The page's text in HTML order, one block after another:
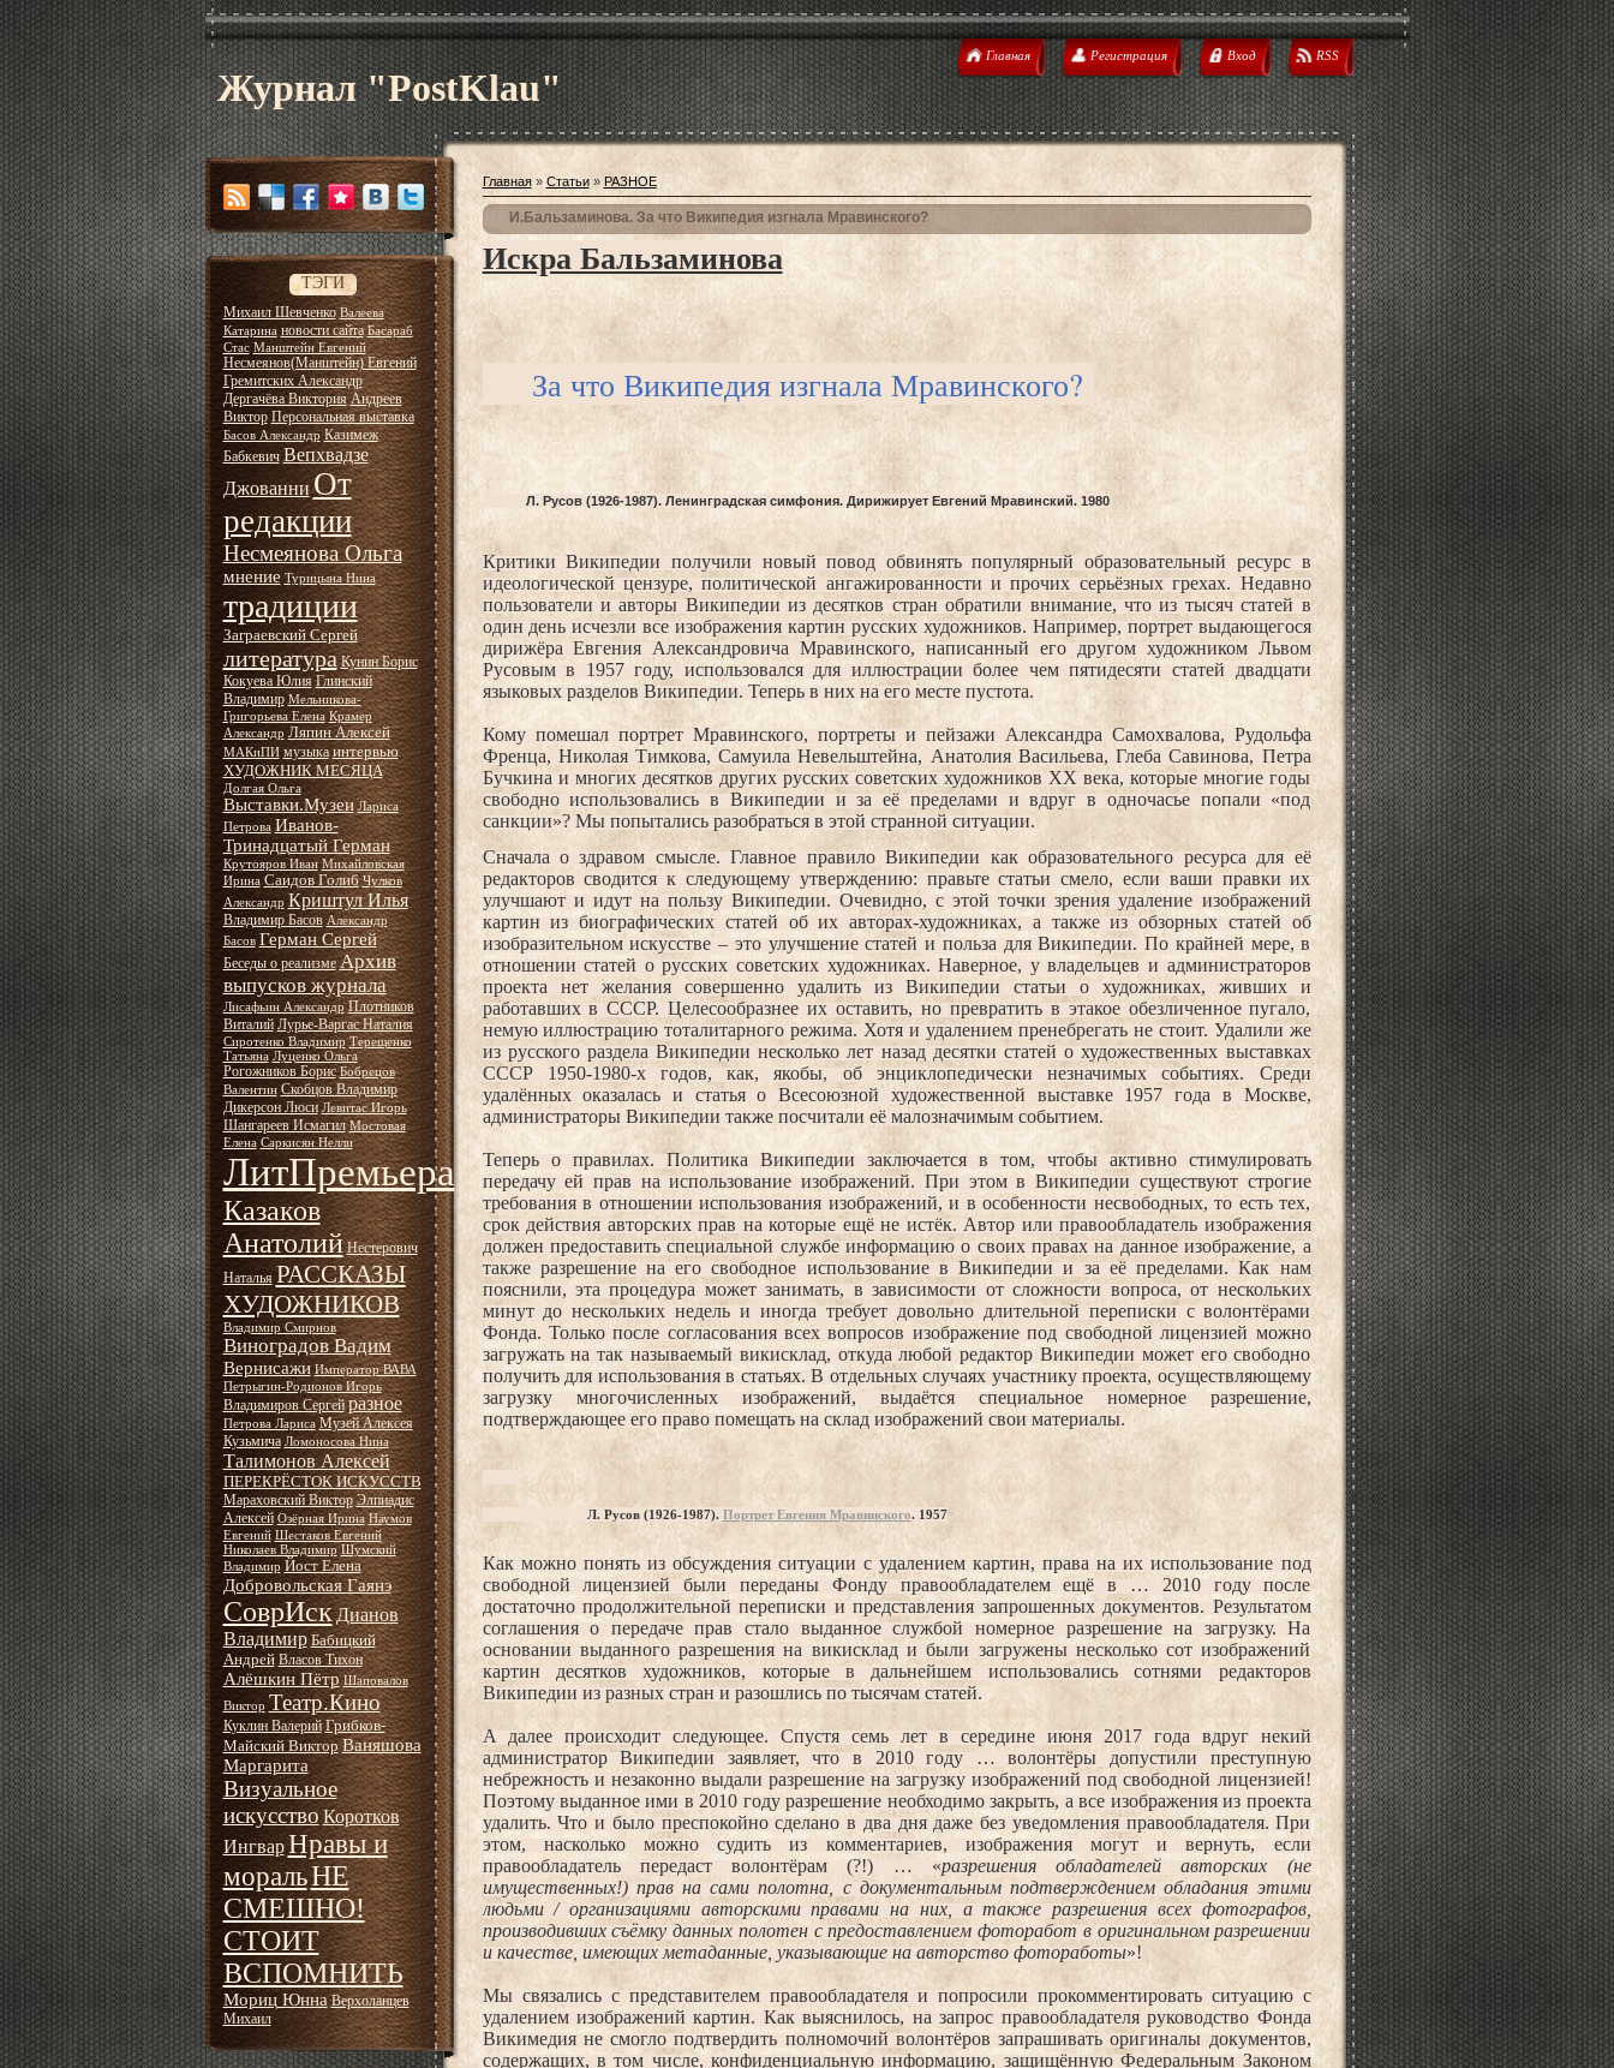
Журнал "PostKlau"
Главная Регистрация Вход RSS
ТЭГИ
Михаил Шевченко Валеева
Катарина новости сайта Басараб
Стас Манштейн Евгений
Несмеянов(Манштейн) Евгений
Гремитских Александр
Дергачёва Виктория Андреев
Виктор Персональная выставка
Басов Александр Казимеж
Бабкевич Вепхвадзе
Джованни От
редакции
Несмеянова Ольга
мнение Турицына Нина
традиции
Заграевский Сергей
литература Кунин Борис
Кокуева Юлия Глинский
Владимир Мельникова-
Григорьева Елена Крамер
Александр Ляпин Алексей
МАКиПИ музыка интервью
ХУДОЖНИК МЕСЯЦА
Долгая Ольга
Выставки.Музеи Лариса
Петрова Иванов-
Тринадцатый Герман
Крутояров Иван Михайловская
Ирина Саидов Голиб Чулков
Александр Криштул Илья
Владимир Басов Александр
Басов Герман Сергей
Беседы о реализме Архив
выпусков журнала
Лисафьин Александр Плотников
Виталий Лурье-Варгас Наталия
Сиротенко Владимир Терещенко
Татьяна Луценко Ольга
Рогожников Борис Бобрецов
Валентин Скобцов Владимир
Дикерсон Люси Левитас Игорь
Шангареев Исмагил Мостовая
Елена Саркисян Нелли
ЛитПремьера
Казаков
Анатолий Нестерович
Наталья РАССКАЗЫ
ХУДОЖНИКОВ
Владимир Смирнов
Виноградов Вадим
Вернисажи Император ВАВА
Петрыгин-Родионов Игорь
Владимиров Сергей разное
Петрова Лариса Музей Алексея
Кузьмича Ломоносова Нина
Талимонов Алексей
ПЕРЕКРЁСТОК ИСКУССТВ
Мараховский Виктор Элпиадис
Алексей Озёрная Ирина Наумов
Евгений Шестаков Евгений
Николаев Владимир Шумский
Владимир Йост Елена
Добровольская Гаянэ
СоврИскДианов
Владимир Бабицкий
Андрей Власов Тихон
Алёшкин Пётр Шаповалов
Виктор Театр.Кино
Куклин Валерий Грибков-
Майский Виктор Ваняшова
Маргарита
Визуальное
искусствоКоротков
ИнгварНравы и
моральНЕ
СМЕШНО!
СТОИТ
ВСПОМНИТЬ
Мориц Юнна Верхоланцев
Михаил
Главная» Статьи» РАЗНОЕ
И.Бальзаминова. За что Википедия изгнала Мравинского?
Искра Бальзаминова
За что Википедия изгнала Мравинского?
Л. Русов (1926-1987). Ленинградская симфония. Дирижирует Евгений Мравинский. 1980
Критики Википедии получили новый повод обвинять популярный образовательный ресурс в
идеологической цензуре, политической ангажированности и прочих серьёзных грехах. Недавно
пользователи и авторы Википедии из десятков стран обратили внимание, что из тысяч статей в
один день исчезли все изображения картин русских художников. Например, портрет выдающегося
дирижёра Евгения Александровича Мравинского, написанный его другом художником Львом
Русовым в 1957 году, использовался для иллюстрации более чем пятидесяти статей двадцати
языковых разделов Википедии. Теперь в них на его месте пустота.
Кому помешал портрет Мравинского, портреты и пейзажи Александра Самохвалова, Рудольфа
Френца, Николая Тимкова, Самуила Невельштейна, Анатолия Васильева, Глеба Савинова, Петра
Бучкина и многих десятков других русских советских художников ХХ века, которые многие годы
свободно использовались в Википедии и за её пределами и вдруг в одночасье попали «под
санкции»? Мы попытались разобраться в этой странной ситуации.
Сначала о здравом смысле. Главное правило Википедии как образовательного ресурса для её
редакторов сводится к следующему утверждению: правьте статьи смело, если ваши правки их
улучшают и идут на пользу Википедии. Очевидно, с этой точки зрения удаление изображений
картин из биографических статей об их авторах-художниках, а также из обзорных статей об
изобразительном искусстве – это улучшение статей и польза для Википедии. По крайней мере, в
отношении статей о русских советских художниках. Наверное, у владельцев и администраторов
проекта нет желания совершенно удалить из Википедии статьи о художниках, живших и
работавших в СССР. Целесообразнее их оставить, но превратить в этакое обезличенное пугало,
немую иллюстрацию тоталитарного режима. Хотя и удалением пренебрегать не стоит. Удалили же
из русского раздела Википедии несколько лет назад десятки статей о художественных выставках
СССР 1950-1980-х годов, как, якобы, об энциклопедически незначимых событиях. Среди
удалённых оказалась и статья о Всесоюзной художественной выставке 1957 года в Москве,
администраторы Википедии также посчитали её малозначимым событием.
Теперь о правилах. Политика Википедии заключается в том, чтобы активно стимулировать
передачу ей прав на использование изображений. При этом в Википедии существуют строгие
требования в отношении использования изображений, и в особенности несвободных, то есть тех,
срок действия авторских прав на которые ещё не истёк. Автор или правообладатель изображения
должен предоставить специальной службе информацию о своих правах на данное изображение, а
также разрешение на его свободное использование в Википедии и за её пределами. Как нам
пояснили, эта процедура может занимать, в зависимости от сложности вопроса, от нескольких
минут до нескольких недель и иногда требует довольно длительной переписки с волонтёрами
Фонда. Только после согласования всех вопросов изображение под свободной лицензией можно
загружать на так называемый викисклад, откуда любой редактор Википедии может его свободно
получить для использования в статьях. В отдельных случаях участнику проекта, осуществляющему
загрузку многочисленных изображений, выдаётся специальное номерное разрешение,
подтверждающее его право помещать на склад изображений свои материалы.
Л. Русов (1926-1987). Портрет Евгения Мравинского. 1957
Как можно понять из обсуждения ситуации с удалением картин, права на их использование под
свободной лицензией были переданы Фонду правообладателем ещё в … 2010 году после
достаточно продолжительной переписки и представления запрошенных документов. Результатом
соглашения о передаче прав стало выданное службой номерное разрешение на загрузку. На
основании выданного разрешения на викисклад и были загружены несколько сот изображений
картин десятков художников, которые в дальнейшем использовались сотнями редакторов
Википедии из разных стран и разошлись по тысячам статей.
А далее происходит следующее. Спустя семь лет в середине июня 2017 года вдруг некий
администратор Википедии заявляет, что в 2010 году … волонтёры допустили преступную
небрежность и незаконно выдали разрешение на загрузку изображений под свободной лицензией!
Поэтому выданное ими в 2010 году разрешение необходимо закрыть, а все изображения из проекта
удалить. Что и было преспокойно сделано в два дня даже без уведомления правообладателя. При
этом, насколько можно судить из комментариев, изображения могут и вернуть, если
правообладатель передаст волонтёрам (?!) … «разрешения обладателей авторских (не
имущественных!) прав на сами полотна, с документальным подтверждением обладания этими
людьми / организациями авторскими правами на них, а также разрешения всех фотографов,
производивших съёмку данных полотен с предоставлением фоторабот в оригинальном разрешении
и качестве, имеющих метаданные, указывающие на авторство фотоработы»!
Мы связались с представителем правообладателя и попросили прокомментировать ситуацию с
удалением изображений картин. Как выяснилось, на запрос правообладателя руководство Фонда
Викимедия не смогло подтвердить полномочий волонтёров запрашивать оригиналы документов,
содержащих, в том числе, конфиденциальную информацию, защищённую Федеральным Законом